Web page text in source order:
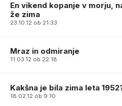
En vikend kopanje v morju,
že zima
23.10.12 ob 21:33
Mraz in odmiranje
11.03.12 ob 22:18
Kakšna je bila zima leta
18.02.12 ob 9:10